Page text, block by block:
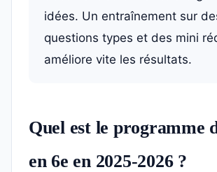
idées. Un entraînement sur
questions types et des mini
améliore vite les résultats.
Quel est le programme
en 6e en 2025-2026 ?